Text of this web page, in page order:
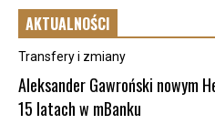
AKTUALNOŚCI
Transfery i zmiany
Aleksander Gawroński nowym
15 latach w mBanku